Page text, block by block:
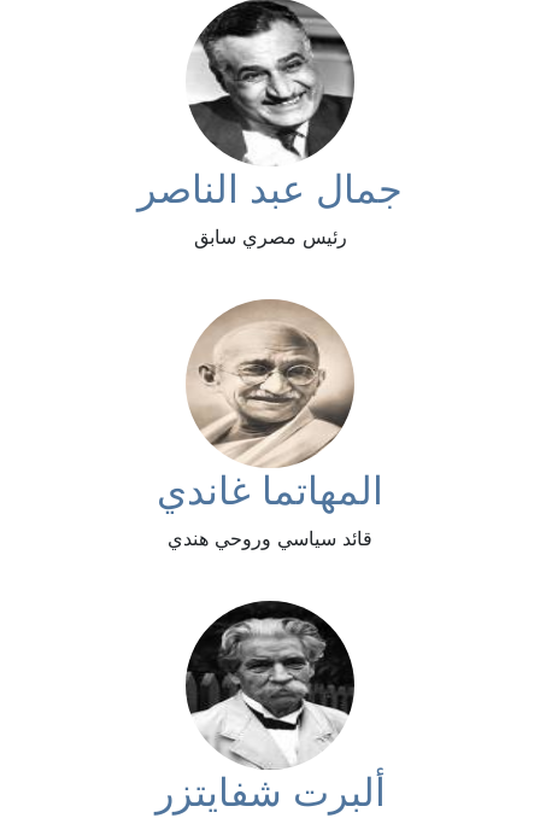
جمال عبد الناصر
رئيس مصري سابق
المهاتما غاندي
قائد سياسي وروحي هندي
ألبرت شفايتزر